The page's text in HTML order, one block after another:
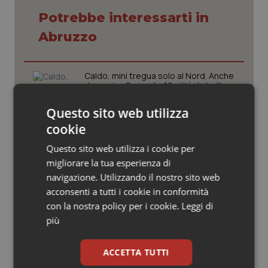
Veneto
Oncoematologia
Oncologia & Nutrizione
Quotidiano Cardiologia
Quotidiano Chirurgia
Quotidiano Oncologia
Quotidiano Pediatria
Rene & patologie urogenitali
Potrebbe interessarti in
Abruzzo
Caldo, mini tregua solo al Nord. Anche
domenica 9 agosto 19 città da bollino
Caldo, segnali di lenta ritirata
dell’ondata: il 7 agosto restano 26
città da bollino rosso, l’8 scendono a
19
Consip, al via la prima gara dedicata
alla salute della mammella: accordo
quadro da 48 milioni per tecnologie e
AI Act, in vigore gli obblighi di
trasparenza: cosa cambia per sanità
e servizi rivolti ai cittadini
Questo sito web utilizza
cookie
Questo sito web utilizza i cookie per
migliorare la tua esperienza di
navigazione. Utilizzando il nostro sito web
acconsenti a tutti i cookie in conformità
con la nostra policy per i cookie. Leggi di
più
ACCETTA TUTTI